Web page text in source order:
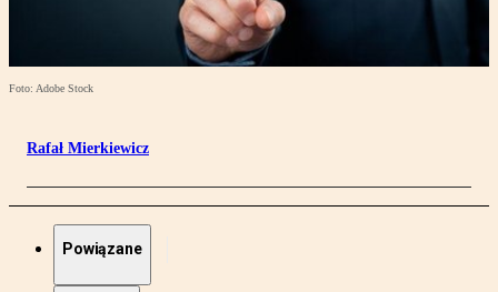
Foto: Adobe Stock
Rafał Mierkiewicz
Powiązane